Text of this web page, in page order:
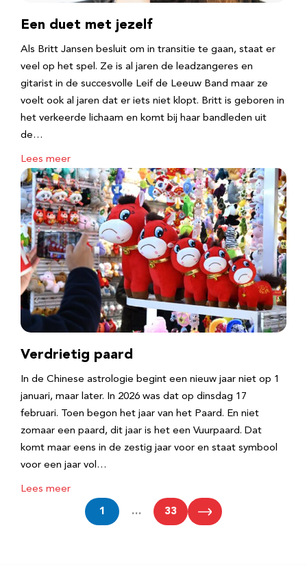
Een duet met jezelf
Als Britt Jansen besluit om in transitie te gaan, staat er
veel op het spel. Ze is al jaren de leadzangeres en
gitarist in de succesvolle Leif de Leeuw Band maar ze
voelt ook al jaren dat er iets niet klopt. Britt is geboren in
het verkeerde lichaam en komt bij haar bandleden uit
de…
Lees meer
Verdrietig paard
In de Chinese astrologie begint een nieuw jaar niet op 1
januari, maar later. In 2026 was dat op dinsdag 17
februari. Toen begon het jaar van het Paard. En niet
zomaar een paard, dit jaar is het een Vuurpaard. Dat
komt maar eens in de zestig jaar voor en staat symbool
voor een jaar vol…
Lees meer
1 … 33